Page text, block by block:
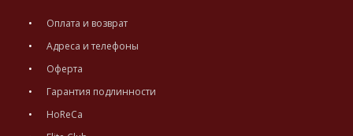
Оплата и возврат
Адреса и телефоны
Оферта
Гарантия подлинности
HoReCa